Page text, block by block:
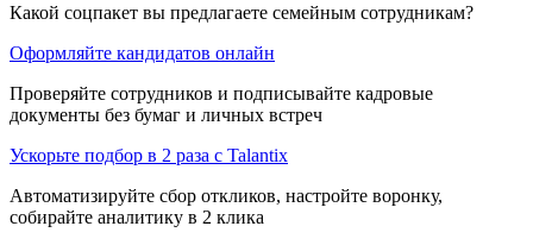
Какой соцпакет вы предлагаете семейным сотрудникам?
Оформляйте кандидатов онлайн
Проверяйте сотрудников и подписывайте кадровые
документы без бумаг и личных встреч
Ускорьте подбор в 2 раза с Talantix
Автоматизируйте сбор откликов, настройте воронку,
собирайте аналитику в 2 клика